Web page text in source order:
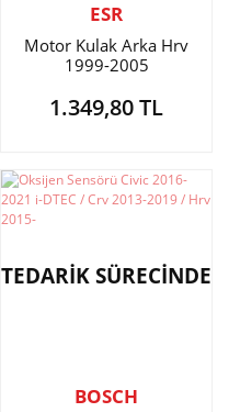
ESR
Motor Kulak Arka Hrv
1999-2005
1.349,80 TL
TEDARİK SÜRECİNDE
BOSCH